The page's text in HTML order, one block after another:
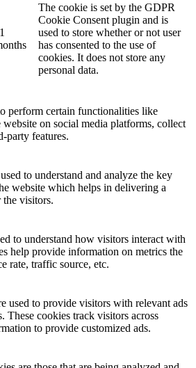
The cookie is set by the GDPR
Cookie Consent plugin and is
used to store whether or not user
has consented to the use of
cookies. It does not store any
personal data.
perform certain functionalities like
on social media platforms, collect
party features.
to understand and analyze the key
website which helps in delivering a
the visitors.
to understand how visitors interact with
help provide information on metrics the
rate, traffic source, etc.
used to provide visitors with relevant ads
These cookies track visitors across
to provide customized ads.